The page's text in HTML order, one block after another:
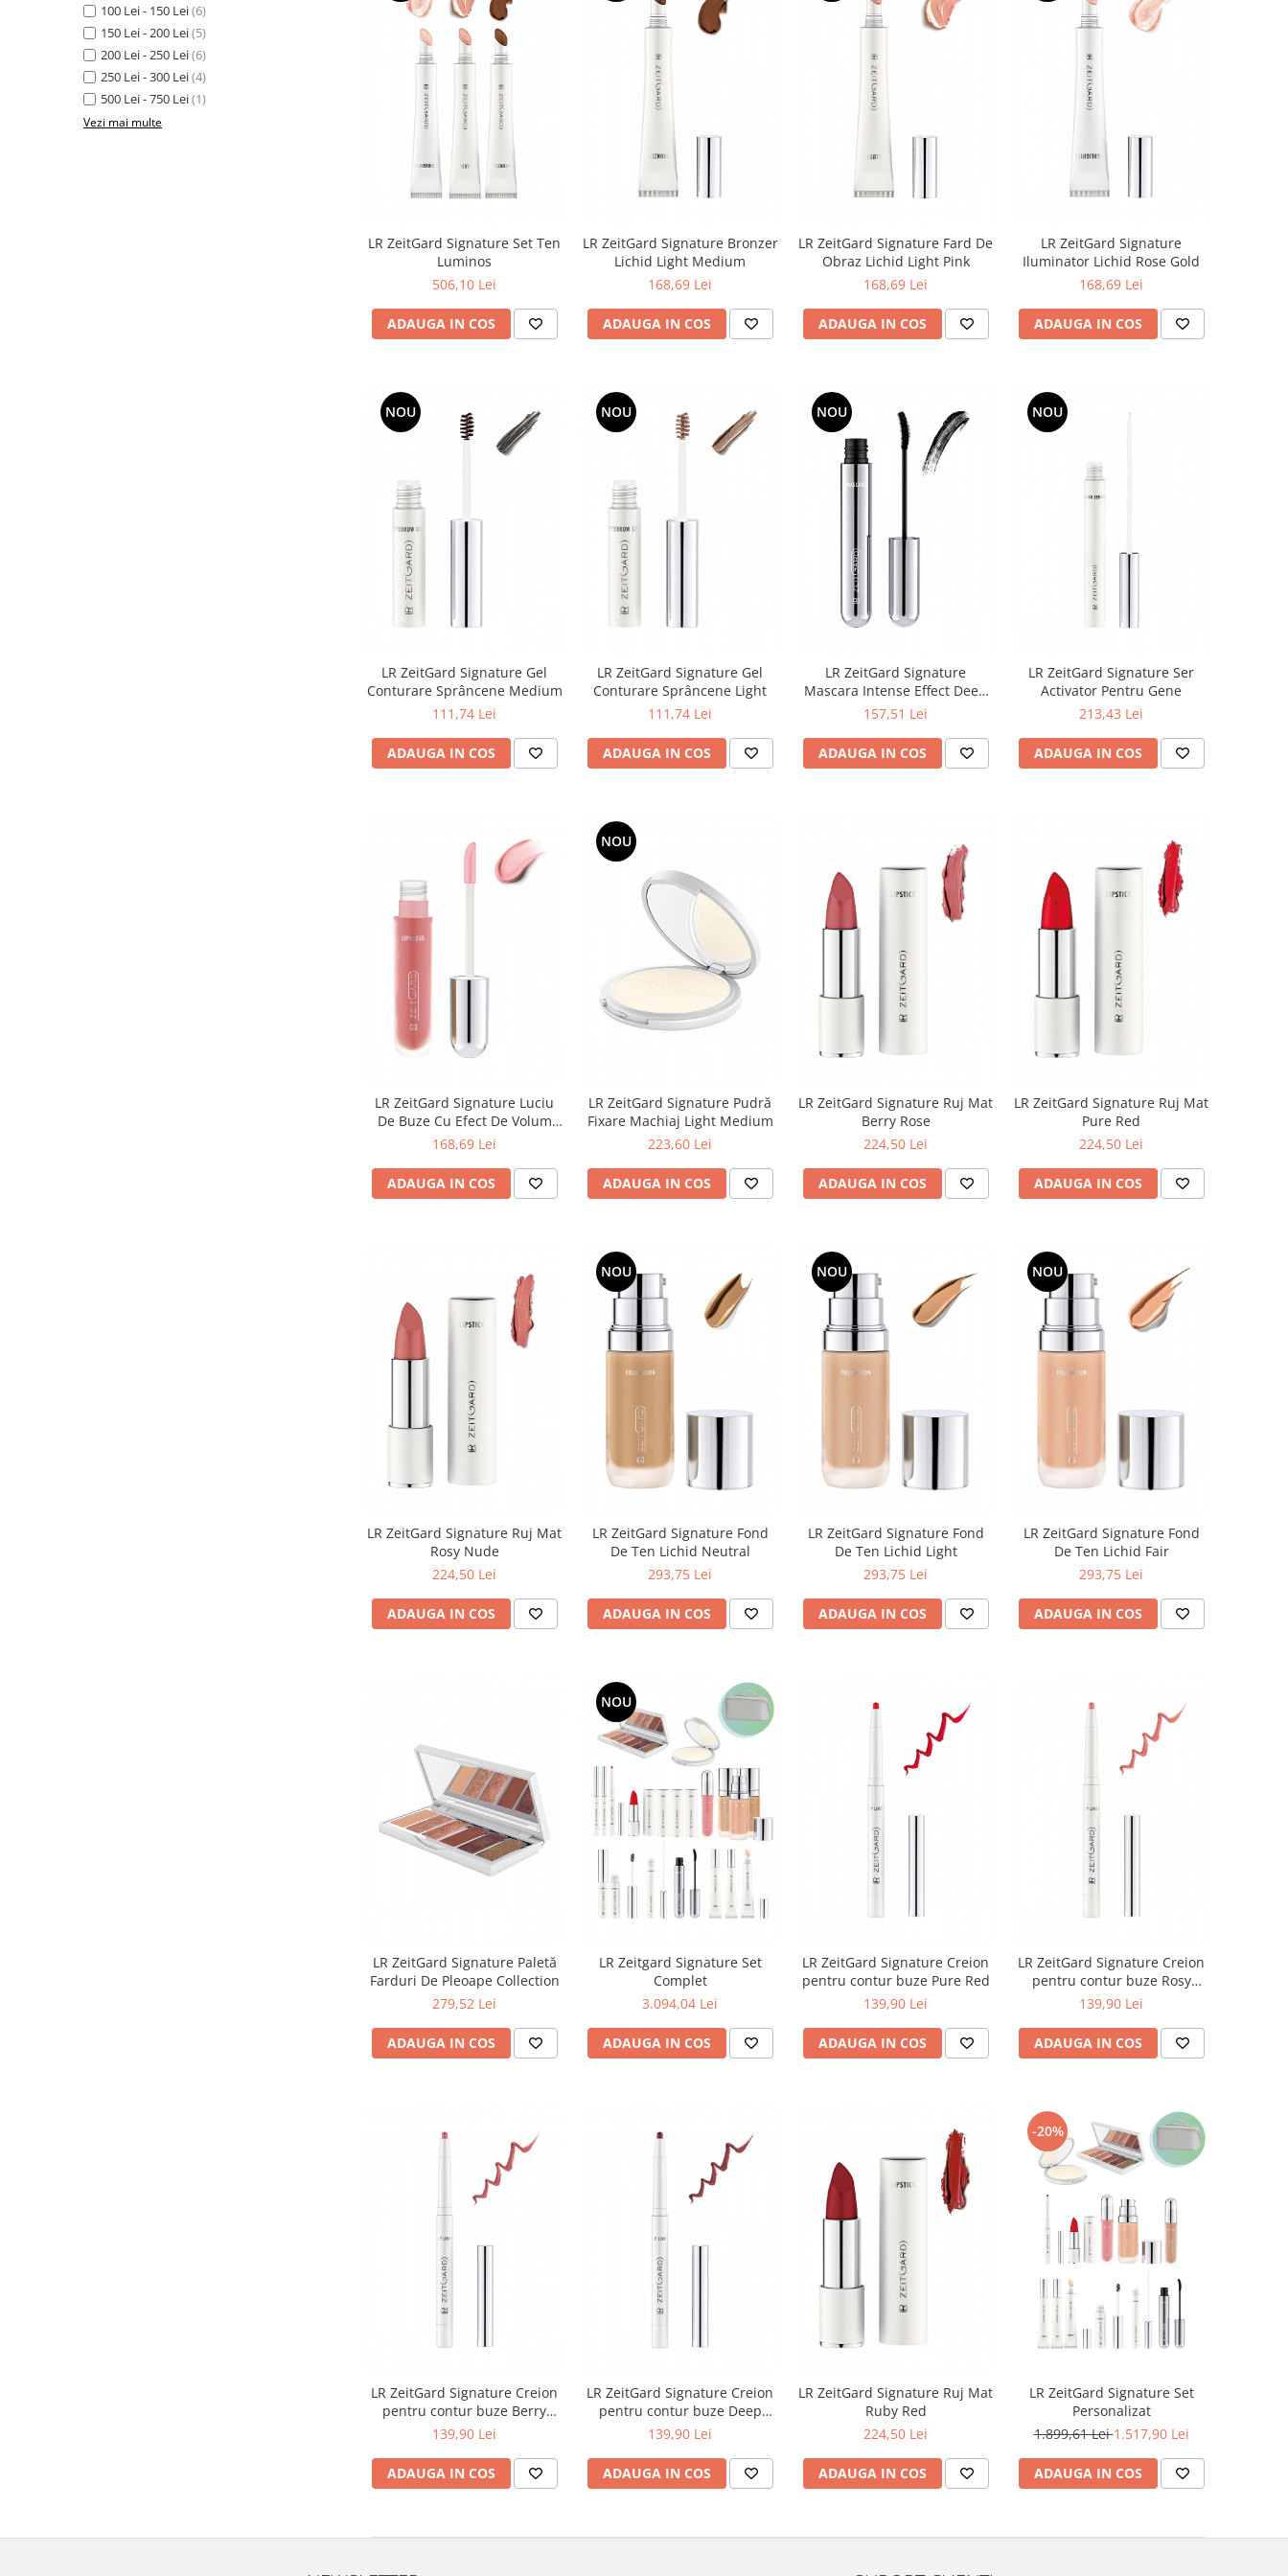
LR LIFETAKT Vital Care
LR ZEITGARD PRODUSE DE
ÎNFRUMUSEȚARE
LR ZEITGARD RACINE
LR ZEITGARD SEROX
LR ZEITGARD SISTEMUL ANTI-
ÎMBĂTRÂNIRE
100 Lei - 150 Lei(6)
150 Lei - 200 Lei(5)
200 Lei - 250 Lei(6)
250 Lei - 300 Lei(4)
500 Lei - 750 Lei(1)
Vezi mai multe
LR ZeitGard Signature Set Ten
Luminos
506,10 Lei
ADAUGA IN COS
LR ZeitGard Signature Bronzer
Lichid Light Medium
168,69 Lei
ADAUGA IN COS
LR ZeitGard Signature Fard De
Obraz Lichid Light Pink
168,69 Lei
ADAUGA IN COS
LR ZeitGard Signature
Iluminator Lichid Rose Gold
168,69 Lei
ADAUGA IN COS
NOU
LR ZeitGard Signature Gel
Conturare Sprâncene Medium
111,74 Lei
ADAUGA IN COS
NOU
LR ZeitGard Signature Gel
Conturare Sprâncene Light
111,74 Lei
ADAUGA IN COS
NOU
LR ZeitGard Signature
Mascara Intense Effect Deep
Black
157,51 Lei
ADAUGA IN COS
NOU
LR ZeitGard Signature Ser
Activator Pentru Gene
213,43 Lei
ADAUGA IN COS
LR ZeitGard Signature Luciu
De Buze Cu Efect De Volum
Soft Rose
168,69 Lei
ADAUGA IN COS
NOU
LR ZeitGard Signature Pudră
Fixare Machiaj Light Medium
223,60 Lei
ADAUGA IN COS
LR ZeitGard Signature Ruj Mat
Berry Rose
224,50 Lei
ADAUGA IN COS
LR ZeitGard Signature Ruj Mat
Pure Red
224,50 Lei
ADAUGA IN COS
LR ZeitGard Signature Ruj Mat
Rosy Nude
224,50 Lei
ADAUGA IN COS
NOU
LR ZeitGard Signature Fond
De Ten Lichid Neutral
293,75 Lei
ADAUGA IN COS
NOU
LR ZeitGard Signature Fond
De Ten Lichid Light
293,75 Lei
ADAUGA IN COS
NOU
LR ZeitGard Signature Fond
De Ten Lichid Fair
293,75 Lei
ADAUGA IN COS
LR ZeitGard Signature Paletă
Farduri De Pleoape Collection
279,52 Lei
ADAUGA IN COS
NOU
LR Zeitgard Signature Set
Complet
3.094,04 Lei
ADAUGA IN COS
LR ZeitGard Signature Creion
pentru contur buze Pure Red
139,90 Lei
ADAUGA IN COS
LR ZeitGard Signature Creion
pentru contur buze Rosy
Nude
139,90 Lei
ADAUGA IN COS
LR ZeitGard Signature Creion
pentru contur buze Berry
Rose
139,90 Lei
ADAUGA IN COS
LR ZeitGard Signature Creion
pentru contur buze Deep
Brown
139,90 Lei
ADAUGA IN COS
LR ZeitGard Signature Ruj Mat
Ruby Red
224,50 Lei
ADAUGA IN COS
-20%
LR ZeitGard Signature Set
Personalizat
1.899,61 Lei1.517,90 Lei
ADAUGA IN COS